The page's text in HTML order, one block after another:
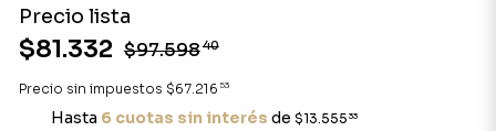
Precio lista
$81.332 $97.59840
Precio sin impuestos $67.216 53
Hasta 6 cuotas sin interés de $13.555 33